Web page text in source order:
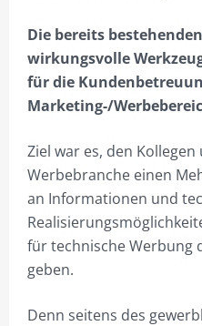
Die bereits
wirkungsvolle
für die
Marketing-/
Ziel war es, den
Werbebranche einen
an Informationen und
für technische Werbung
geben.
Denn seitens des